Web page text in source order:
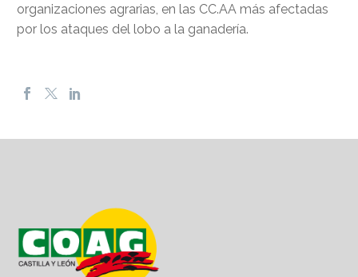
organizaciones agrarias, en las CC.AA más afectadas
por los ataques del lobo a la ganadería.